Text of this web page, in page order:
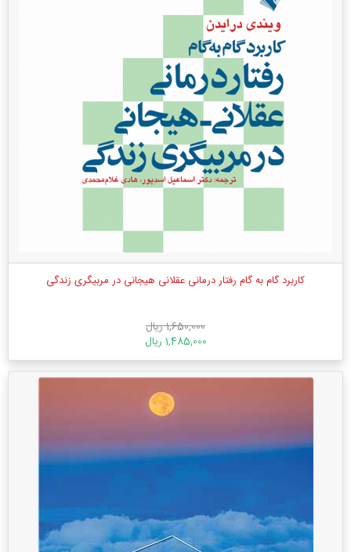
کاربرد گام به گام رفتار درمانی عقلانی هیجانی در مربیگری زندگی
1,650,000 ریال
1,485,000 ریال